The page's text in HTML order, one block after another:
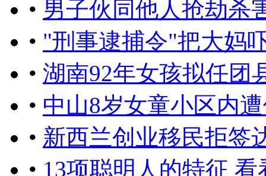
• 男子伙同他人抢劫杀
• "刑事逮捕令"把大妈
• 湖南92年女孩拟任团
• 中山8岁女童小区内
• 新西兰创业移民拒签
• 13项聪明人的特征